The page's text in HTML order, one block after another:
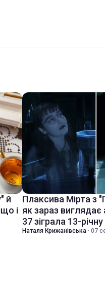
й
і
Плаксива Мірта з
як зараз виглядає
37 зіграла 13-
Наталя Крижанівська · 07